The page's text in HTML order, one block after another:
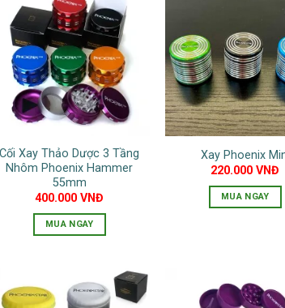
biến
thể.
Các
tùy
chọn
có
thể
được
chọn
Cối Xay Thảo Dược 3 Tầng
Nhôm Phoenix Hammer
55mm
400.000VNĐ
MUA NGAY
này
có
Xay Phoenix
220.000VNĐ
MUA NGAY
nhiều